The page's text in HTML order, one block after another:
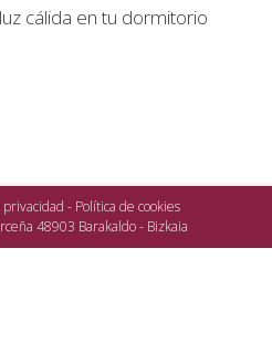
cálida en tu dormitorio
privacidad - Política de cookies
48903 Barakaldo - Bizkaia